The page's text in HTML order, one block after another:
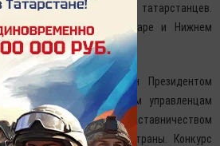
примут участие 38 татарстанцев.
15 по 18 декабря в Самаре и Нижнем
конкурс инициирован Президентом
чтобы дать молодым управленцам
и поработать под наставничеством
бизнеса, власти и СМИ страны. Конкурс